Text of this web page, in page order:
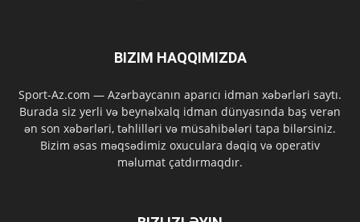
BIZIM HAQQIMIZDA
Sport-Az.com — Azərbaycanın aparıcı idman xəbərləri saytı.
Burada siz yerli və beynəlxalq idman dünyasında baş verən
ən son xəbərləri, təhlilləri və müsahibələri tapa bilərsiniz.
Bizim əsas məqsədimiz oxuculara dəqiq və operativ
məlumat çatdırmaqdır.